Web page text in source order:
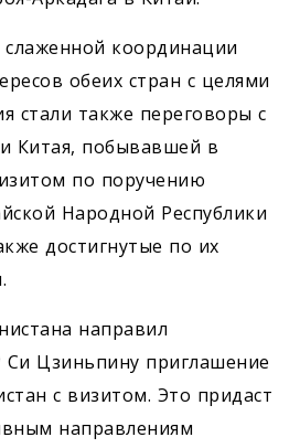
координации
обеих стран с целями
стали также переговоры с
Китая, побывавшей в
по поручению
Народной Республики
достигнутые по их
направил
Цзиньпину приглашение
с визитом. Это придаст
направлениям